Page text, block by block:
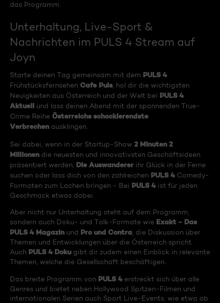
das Programm.
Unterhaltung, Live-Sport &
Nachrichten im PULS 4 Stream auf
Joyn
Starte deinen Tag gemeinsam mit dem PULS 4
Frühstücksfernsehen Cafe Puls, hol dir die wichtigsten
Neuigkeiten aus Österreich und der Welt bei PULS 4
Aktuell und lass deinen Abend mit der spannenden True-
Crime Reihe Österreichs schockierendste
Verbrechenausklingen.
Sei dabei, wenn in der Startup-Show 2 Minuten 2
Millionendie neuesten und innovativsten Geschäftsideen
präsentiert werden, Die Auswanderer ihr Glück in der Ferne
suchen oder lass dich von den zahlreichen PULS 4 Comedy-
Formaten zum Lachen bringen - Bei PULS 4 ist für jeden
Geschmack etwas dabei.
Aber nicht nur Unterhaltung steht auf dem Programm,
sondern auch Doku- und Talk-Formate wie Exakt - Das
PULS 4 Magazinund Pro und Contra , die Diskussion über
Themen und Entwicklungen über die Österreich spricht.
Auch PULS 4 Doku gibt dir zudem einen Einblick in relevante
Themen, welche die Gesellschaft beschäftigen.
Das breite Programm von PULS 4 erstreckt sich über alle
Genres und bietet neben Hollywood Spitzen-Filmen und
internationalen Serien auch Sport Live-Events, wie etwa ab